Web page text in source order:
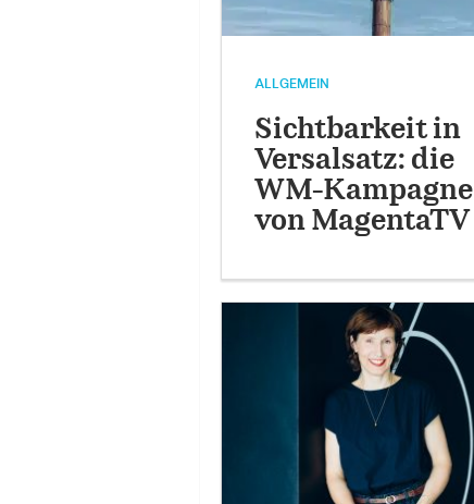
ALLGEMEIN
Sichtbarkeit in
Versalsatz: die
WM-Kampagne
von MagentaTV